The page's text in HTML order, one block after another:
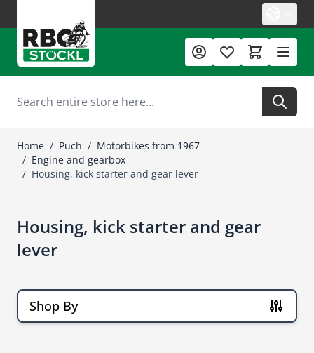
Search
Home / Puch / Motorbikes from 1967
/ Engine and gearbox
/ Housing, kick starter and gear lever
Housing, kick starter and gear
lever
Shop By